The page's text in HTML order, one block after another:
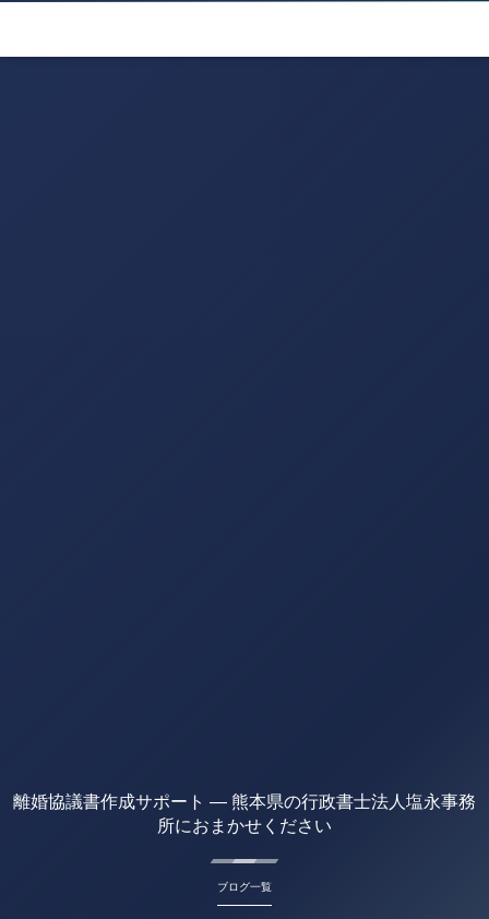
離婚協議書作成サポート — 熊本県の行政書士法人塩永事務
所におまかせください
ブログ一覧